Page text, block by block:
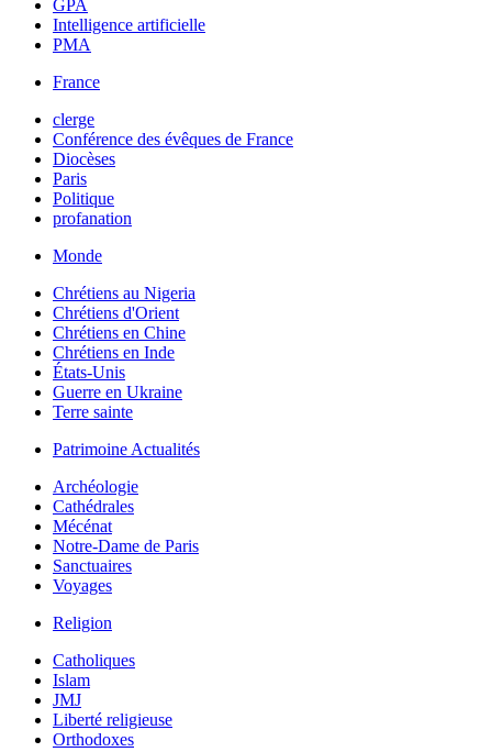
GPA
Intelligence artificielle
PMA
France
clerge
Conférence des évêques de France
Diocèses
Paris
Politique
profanation
Monde
Chrétiens au Nigeria
Chrétiens d'Orient
Chrétiens en Chine
Chrétiens en Inde
États-Unis
Guerre en Ukraine
Terre sainte
Patrimoine Actualités
Archéologie
Cathédrales
Mécénat
Notre-Dame de Paris
Sanctuaires
Voyages
Religion
Catholiques
Islam
JMJ
Liberté religieuse
Orthodoxes